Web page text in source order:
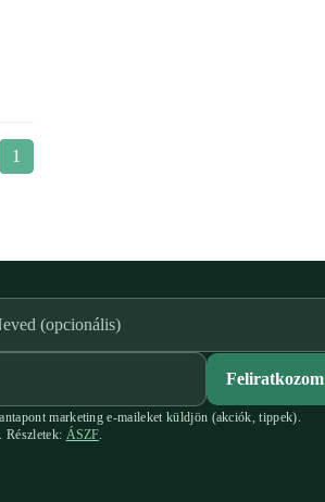
1
Feliratkozom
marketing e-maileket küldjön (akciók, tippek).
Részletek: ÁSZF.